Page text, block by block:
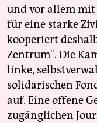
und vor allem mit
für eine starke
kooperiert
Zentrum". Die
linke,
solidarischen
auf. Eine offene
zugänglichen